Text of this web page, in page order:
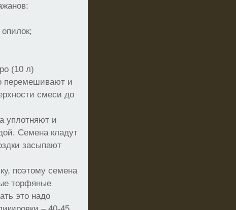
(10 л)
перемешивают и
смеси до
уплотняют и
Семена кладут
засыпают
поэтому семена
торфяные
это надо